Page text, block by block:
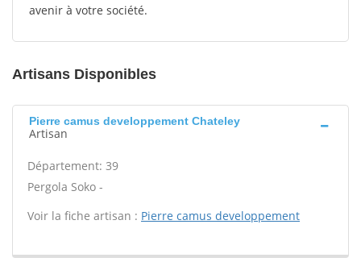
avenir à votre société.
Artisans Disponibles
Pierre camus developpement Chateley
Artisan
Département: 39
Pergola Soko -
Voir la fiche artisan : Pierre camus developpement